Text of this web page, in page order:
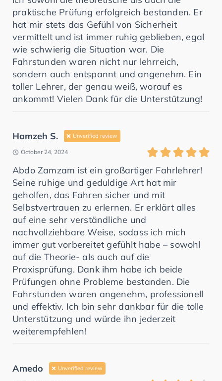
praktische Prüfung erfolgreich bestanden. Er
hat mir stets das Gefühl von Sicherheit
vermittelt und ist immer ruhig geblieben, egal
wie schwierig die Situation war. Die
Fahrstunden waren nicht nur lehrreich,
sondern auch entspannt und angenehm. Ein
toller Lehrer, der genau weiß, worauf es
ankommt! Vielen Dank für die Unterstützung!
Hamzeh S. Unverified review
October 24, 2024
Abdo Zamzam ist ein großartiger Fahrlehrer!
Seine ruhige und geduldige Art hat mir
geholfen, das Fahren sicher und mit
Selbstvertrauen zu erlernen. Er erklärt alles
auf eine sehr verständliche und
nachvollziehbare Weise, sodass ich mich
immer gut vorbereitet gefühlt habe – sowohl
auf die Theorie- als auch auf die
Praxisprüfung. Dank ihm habe ich beide
Prüfungen ohne Probleme bestanden. Die
Fahrstunden waren angenehm, professionell
und effektiv. Ich bin sehr dankbar für die tolle
Unterstützung und würde ihn jederzeit
weiterempfehlen!
Amedo Unverified review